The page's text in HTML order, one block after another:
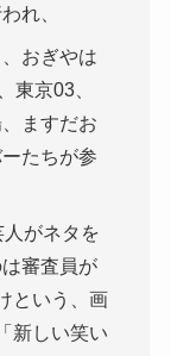
れ、
おぎやは
東京03、
ますだお
たちが参
人がネタを
審査員が
という、画
新しい笑い